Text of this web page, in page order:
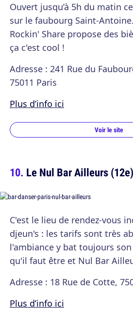
Ouvert jusqu’à 5h du matin
sur le faubourg Saint-
Rockin' Share propose des
ça c'est cool !
Adresse : 241 Rue du
75011 Paris
Plus d’info ici
Voir le site
Le Nul Bar Ailleurs (12e)
C'est le lieu de rendez-vous
djeun's : les tarifs sont très
l'ambiance y bat toujours
qu'il faut être et Nul Bar
Adresse : 18 Rue de Cotte,
Plus d’info ici